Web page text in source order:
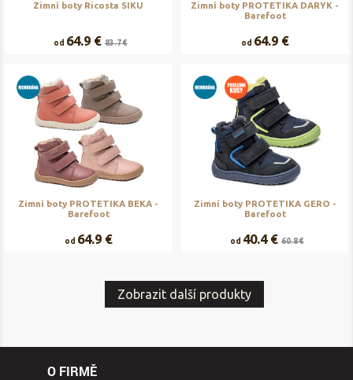
Zimní boty Ricosta SIKU
od 64.9 € 83.7 €
Zimní boty PROTETIKA DARYK -
Barefoot
od 64.9 €
Zimní boty PROTETIKA BEKA -
Barefoot
od 64.9 €
Zimní boty PROTETIKA GERO -
Barefoot
od 40.4 € 60.8 €
Zobrazit další produkty
O FIRMĚ